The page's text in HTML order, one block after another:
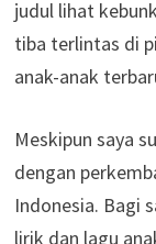
judul lihat
tiba terlintas di
anak-anak
Meskipun saya
dengan
Indonesia. Bagi
lirik dan lagu